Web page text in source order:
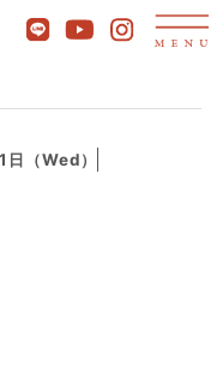
（Wed）